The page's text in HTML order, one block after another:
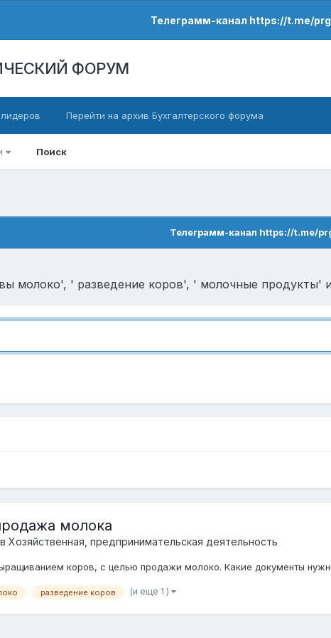
Телеграмм-канал https://t.me/
ФОРУМ
Поиск
Перейти на архив Бухгалтерского форума
Телеграмм-канал https://t.me/
молоко', ' разведение коров', ' молочные продукты'
молока
в Хозяйственная, предпринимательская деятельность
коров, с целью продажи молоко. Какие документы
разведение коров (и еще 1 )